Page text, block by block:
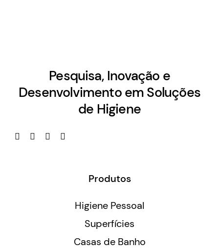
Pesquisa, Inovação e
Desenvolvimento em Soluções
de Higiene
Produtos
Higiene Pessoal
Superfícies
Casas de Banho